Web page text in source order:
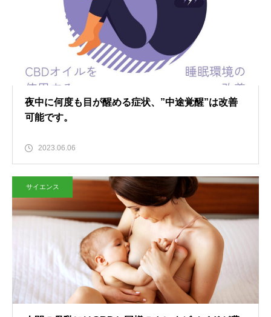
夜中に何度も目が醒める症状、”中途覚醒”は改善
可能です。
2023.06.06
サイエンス